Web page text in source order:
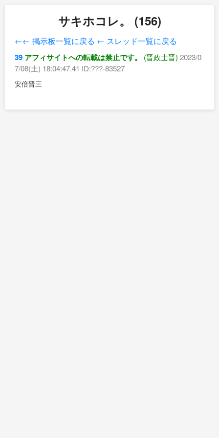
サキホコレ。 (156)
←← 掲示板一覧に戻る ← スレッド一覧に戻る
39 アフィサイトへの転載は禁止です。 (晋政士晋) 2023/0
7/08(土) 18:04:47.41 ID:???-83527
安倍晋三